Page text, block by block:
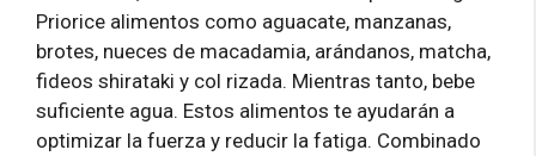
Priorice alimentos como aguacate, manzanas,
brotes, nueces de macadamia, arándanos, matcha,
fideos shirataki y col rizada. Mientras tanto, bebe
suficiente agua. Estos alimentos te ayudarán a
optimizar la fuerza y ​​reducir la fatiga. Combinado